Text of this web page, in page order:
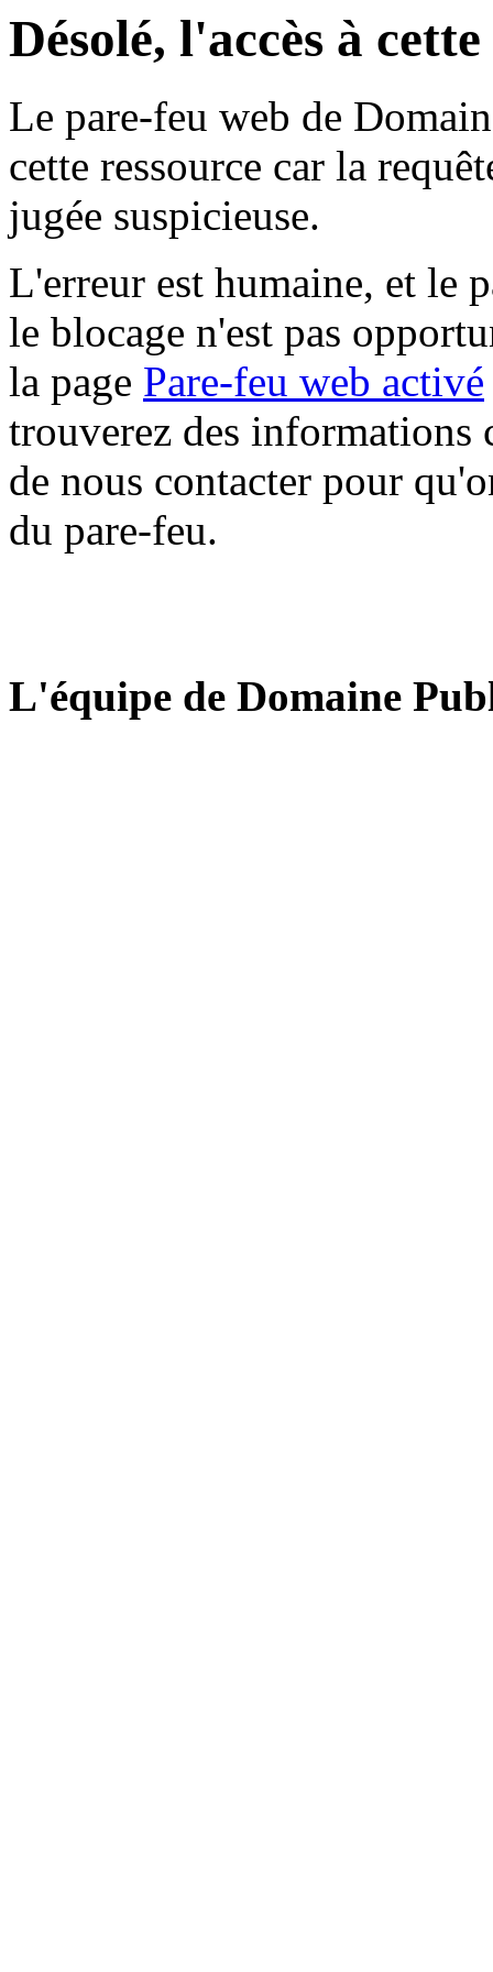
Désolé, l'accès à
Le pare-feu web de
cette ressource car la
jugée suspicieuse.
L'erreur est humaine, et le
le blocage n'est pas
la page Pare-feu web activé
trouverez des informations
de nous contacter pour
du pare-feu.
L'équipe de Domaine